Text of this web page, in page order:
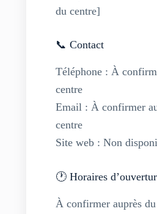
du centre ]
📞 Contact
Téléphone : À
centre
Email : À confirmer
centre
Site web : Non
🕐 Horaires
À confirmer auprès